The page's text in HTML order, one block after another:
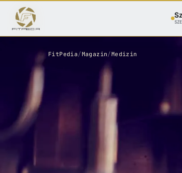
FitPedia/Magazin/Medizin